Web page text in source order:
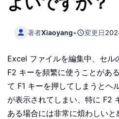
著者Xiaoyang• 変更日
Excel ファイルを編集中、セル
F2 キーを頻繁に使うことがあ
て F1 キーを押してしまうとヘ
が表示されてしまい、特に F2
ある場合には非常に煩わしい